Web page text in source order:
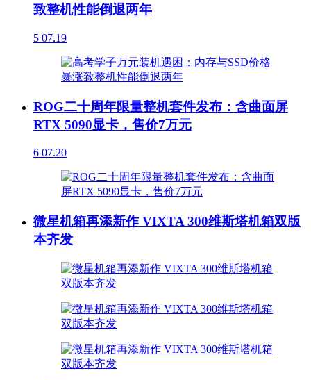
致整机性能倒退两年
5 07.19
ROG二十周年限量整机套件发布：含曲面屏
RTX 5090显卡，售价7万元
6 07.20
微星机箱再添新作 VIXTA 300维斯塔机箱双版
本齐发